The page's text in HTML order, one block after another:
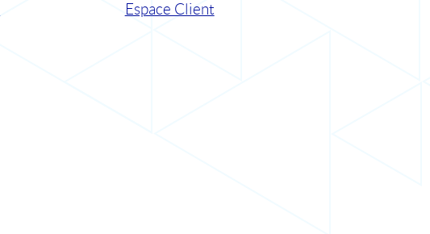
Espace Client